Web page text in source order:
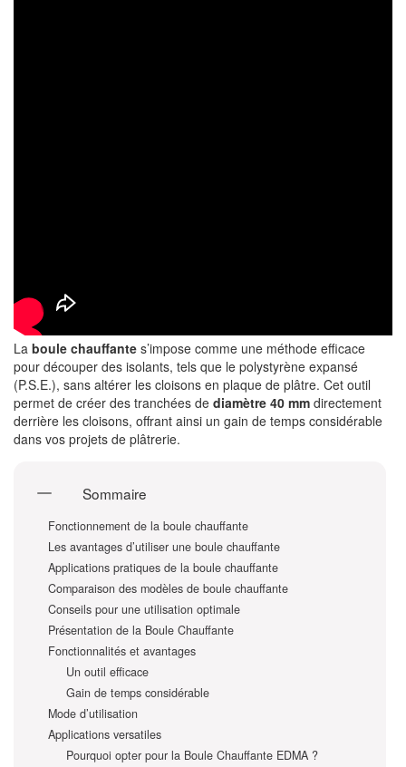
La boule chauffante s’impose comme une méthode efficace
pour découper des isolants, tels que le polystyrène expansé
(P.S.E.), sans altérer les cloisons en plaque de plâtre. Cet outil
permet de créer des tranchées de diamètre 40 mm directement
derrière les cloisons, offrant ainsi un gain de temps considérable
dans vos projets de plâtrerie.
Sommaire
Fonctionnement de la boule chauffante
Les avantages d’utiliser une boule chauffante
Applications pratiques de la boule chauffante
Comparaison des modèles de boule chauffante
Conseils pour une utilisation optimale
Présentation de la Boule Chauffante
Fonctionnalités et avantages
Un outil efficace
Gain de temps considérable
Mode d’utilisation
Applications versatiles
Pourquoi opter pour la Boule Chauffante EDMA ?